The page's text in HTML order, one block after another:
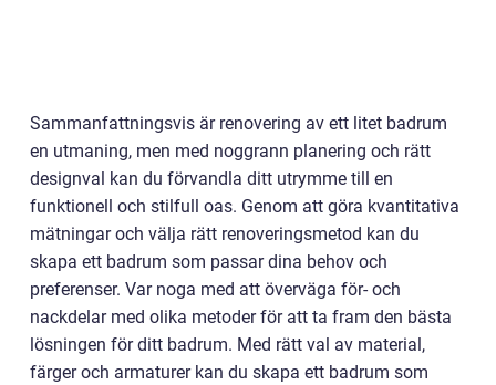
Sammanfattningsvis är renovering av ett litet badrum
en utmaning, men med noggrann planering och rätt
designval kan du förvandla ditt utrymme till en
funktionell och stilfull oas. Genom att göra kvantitativa
mätningar och välja rätt renoveringsmetod kan du
skapa ett badrum som passar dina behov och
preferenser. Var noga med att överväga för- och
nackdelar med olika metoder för att ta fram den bästa
lösningen för ditt badrum. Med rätt val av material,
färger och armaturer kan du skapa ett badrum som